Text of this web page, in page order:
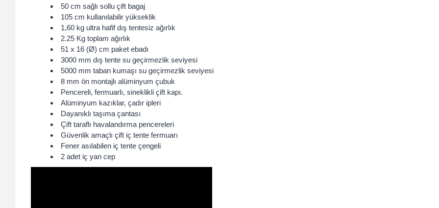
50 cm sağlı sollu çift bagaj
105 cm kullanılabilir yükseklik
1,60 kg ultra hafif dış tentesiz ağırlık
2.25 Kg toplam ağırlık
51 x 16 (Ø) cm paket ebadı
3000 mm dış tente su geçirmezlik seviyesi
5000 mm taban kumaşı su geçirmezlik seviyesi
8 mm ön montajlı alüminyum çubuk
Pencereli, fermuarlı, sineklikli çift kapı.
Alüminyum kazıklar, çadır ipleri
Dayanıklı taşıma çantası
Çift taraflı havalandırma pencereleri
Güvenlik amaçlı çift iç tente fermuarı
Fener asılabilen iç tente çengeli
2 adet iç yan cep